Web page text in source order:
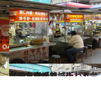
2011.11.9
朝から晩までにぎわう台北の名所「雙城街」＆「晴光市場」
旅＆お出かけ